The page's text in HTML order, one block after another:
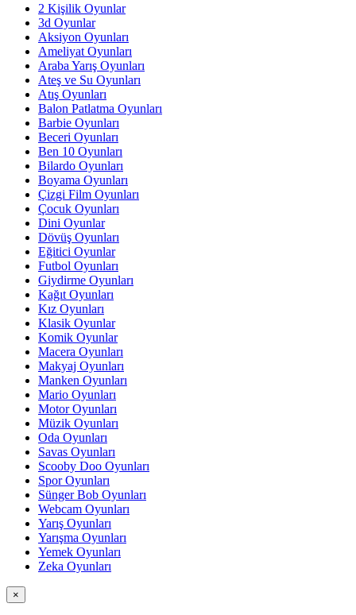
2 Kişilik Oyunlar
3d Oyunlar
Aksiyon Oyunları
Ameliyat Oyunları
Araba Yarış Oyunları
Ateş ve Su Oyunları
Atış Oyunları
Balon Patlatma Oyunları
Barbie Oyunları
Beceri Oyunları
Ben 10 Oyunları
Bilardo Oyunları
Boyama Oyunları
Çizgi Film Oyunları
Çocuk Oyunları
Dini Oyunlar
Dövüş Oyunları
Eğitici Oyunlar
Futbol Oyunları
Giydirme Oyunları
Kağıt Oyunları
Kız Oyunları
Klasik Oyunlar
Komik Oyunlar
Macera Oyunları
Makyaj Oyunları
Manken Oyunları
Mario Oyunları
Motor Oyunları
Müzik Oyunları
Oda Oyunları
Savas Oyunları
Scooby Doo Oyunları
Spor Oyunları
Sünger Bob Oyunları
Webcam Oyunları
Yarış Oyunları
Yarışma Oyunları
Yemek Oyunları
Zeka Oyunları
×